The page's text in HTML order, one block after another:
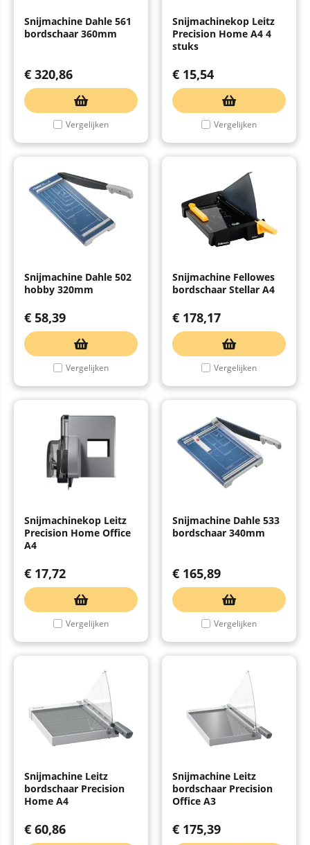
Snijmachine Dahle 561
bordschaar 360mm
€ 320,86
Vergelijken
Snijmachinekop Leitz
Precision Home A4 4
stuks
€ 15,54
Vergelijken
Snijmachine Dahle 502
hobby 320mm
€ 58,39
Vergelijken
Snijmachine Fellowes
bordschaar Stellar A4
€ 178,17
Vergelijken
Snijmachinekop Leitz
Precision Home Office
A4
€ 17,72
Vergelijken
Snijmachine Dahle 533
bordschaar 340mm
€ 165,89
Vergelijken
Snijmachine Leitz
bordschaar Precision
Home A4
€ 60,86
Snijmachine Leitz
bordschaar Precision
Office A3
€ 175,39